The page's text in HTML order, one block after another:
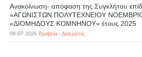
Ανακοίνωση- απόφαση της Συγκλήτου
«ΑΓΩΝΙΣΤΩΝ ΠΟΛΥΤΕΧΝΕΙΟΥ
«ΔΙΟΜΗΔΟΥΣ ΚΟΜΝΗΝΟΥ» έτους 2025
08-07-2026 Βραβεία - Διακρίσεις